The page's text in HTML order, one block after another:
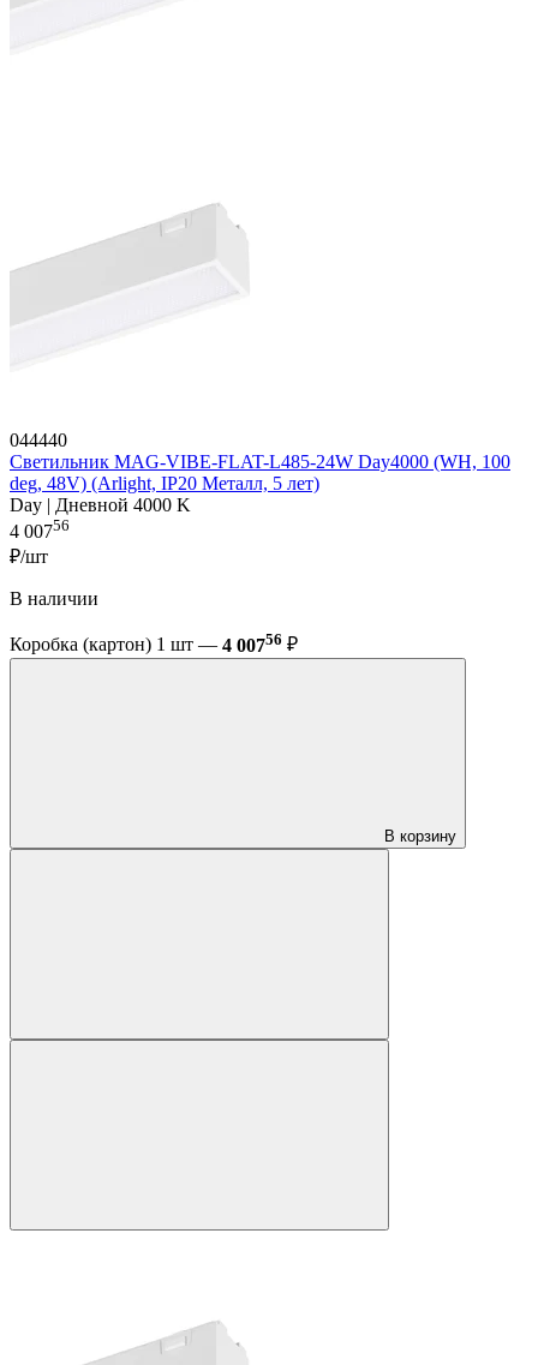
044440
Светильник MAG-VIBE-FLAT-L485-24W Day4000 (WH, 100
deg, 48V) (Arlight, IP20 Металл, 5 лет)
Day | Дневной 4000 K
4 00756
₽/шт
В наличии
Коробка (картон) 1 шт — 4 00756 ₽
В корзину